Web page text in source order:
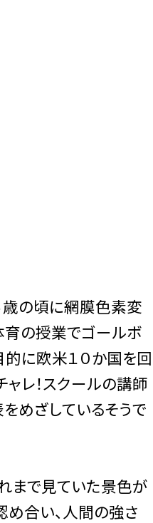
歳の頃に網膜色素変
育の授業でゴールボ
的に欧米１０か国を回
レ！スクールの講師
めざしているそうで
れまで見ていた景色が
め合い、人間の強さ